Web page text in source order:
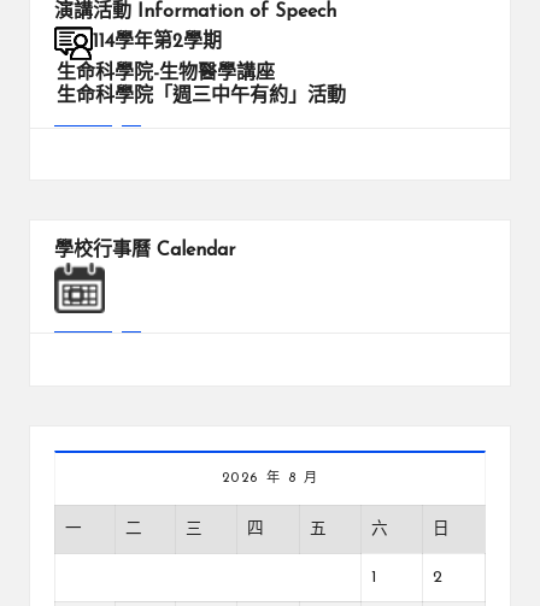
演講活動 Information of Speech
114學年第2學期
生命科學院-生物醫學講座
生命科學院「週三中午有約」活動
學校行事曆 Calendar
2026 年 8 月
一 二 三 四 五 六 日
1 2